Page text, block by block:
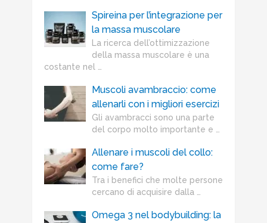
Spireina per l’integrazione per
la massa muscolare
La ricerca dell’ottimizzazione
della massa muscolare è una
costante nel …
Muscoli avambraccio: come
allenarli con i migliori esercizi
Gli avambracci sono una parte
del corpo molto importante e …
Allenare i muscoli del collo:
come fare?
Tra i benefici che molte persone
cercano di acquisire dalla …
Omega 3 nel bodybuilding: la